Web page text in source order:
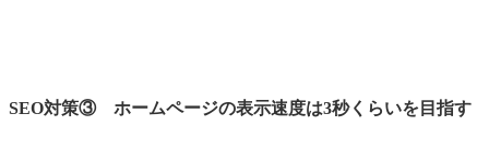
SEO対策③ ホームページの表示速度は3秒くらいを目指す